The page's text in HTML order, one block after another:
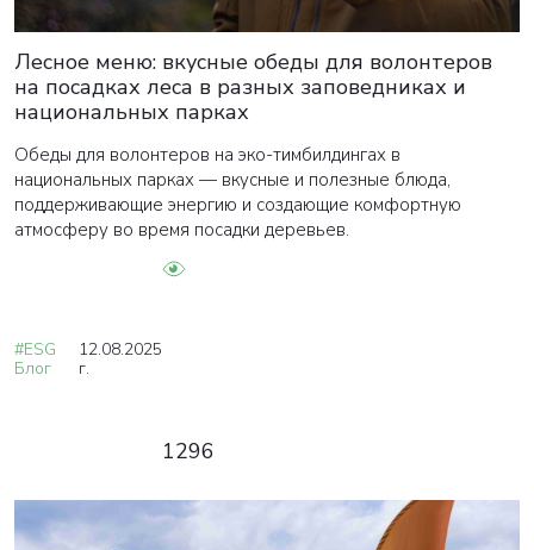
Лесное меню: вкусные обеды для волонтеров
на посадках леса в разных заповедниках и
национальных парках
Обеды для волонтеров на эко-тимбилдингах в
национальных парках — вкусные и полезные блюда,
поддерживающие энергию и создающие комфортную
атмосферу во время посадки деревьев.
#ESG
Блог
12.08.2025
г.
1296